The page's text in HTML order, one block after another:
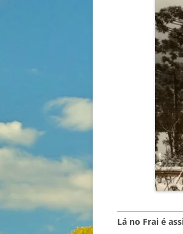
Lá no Frai é